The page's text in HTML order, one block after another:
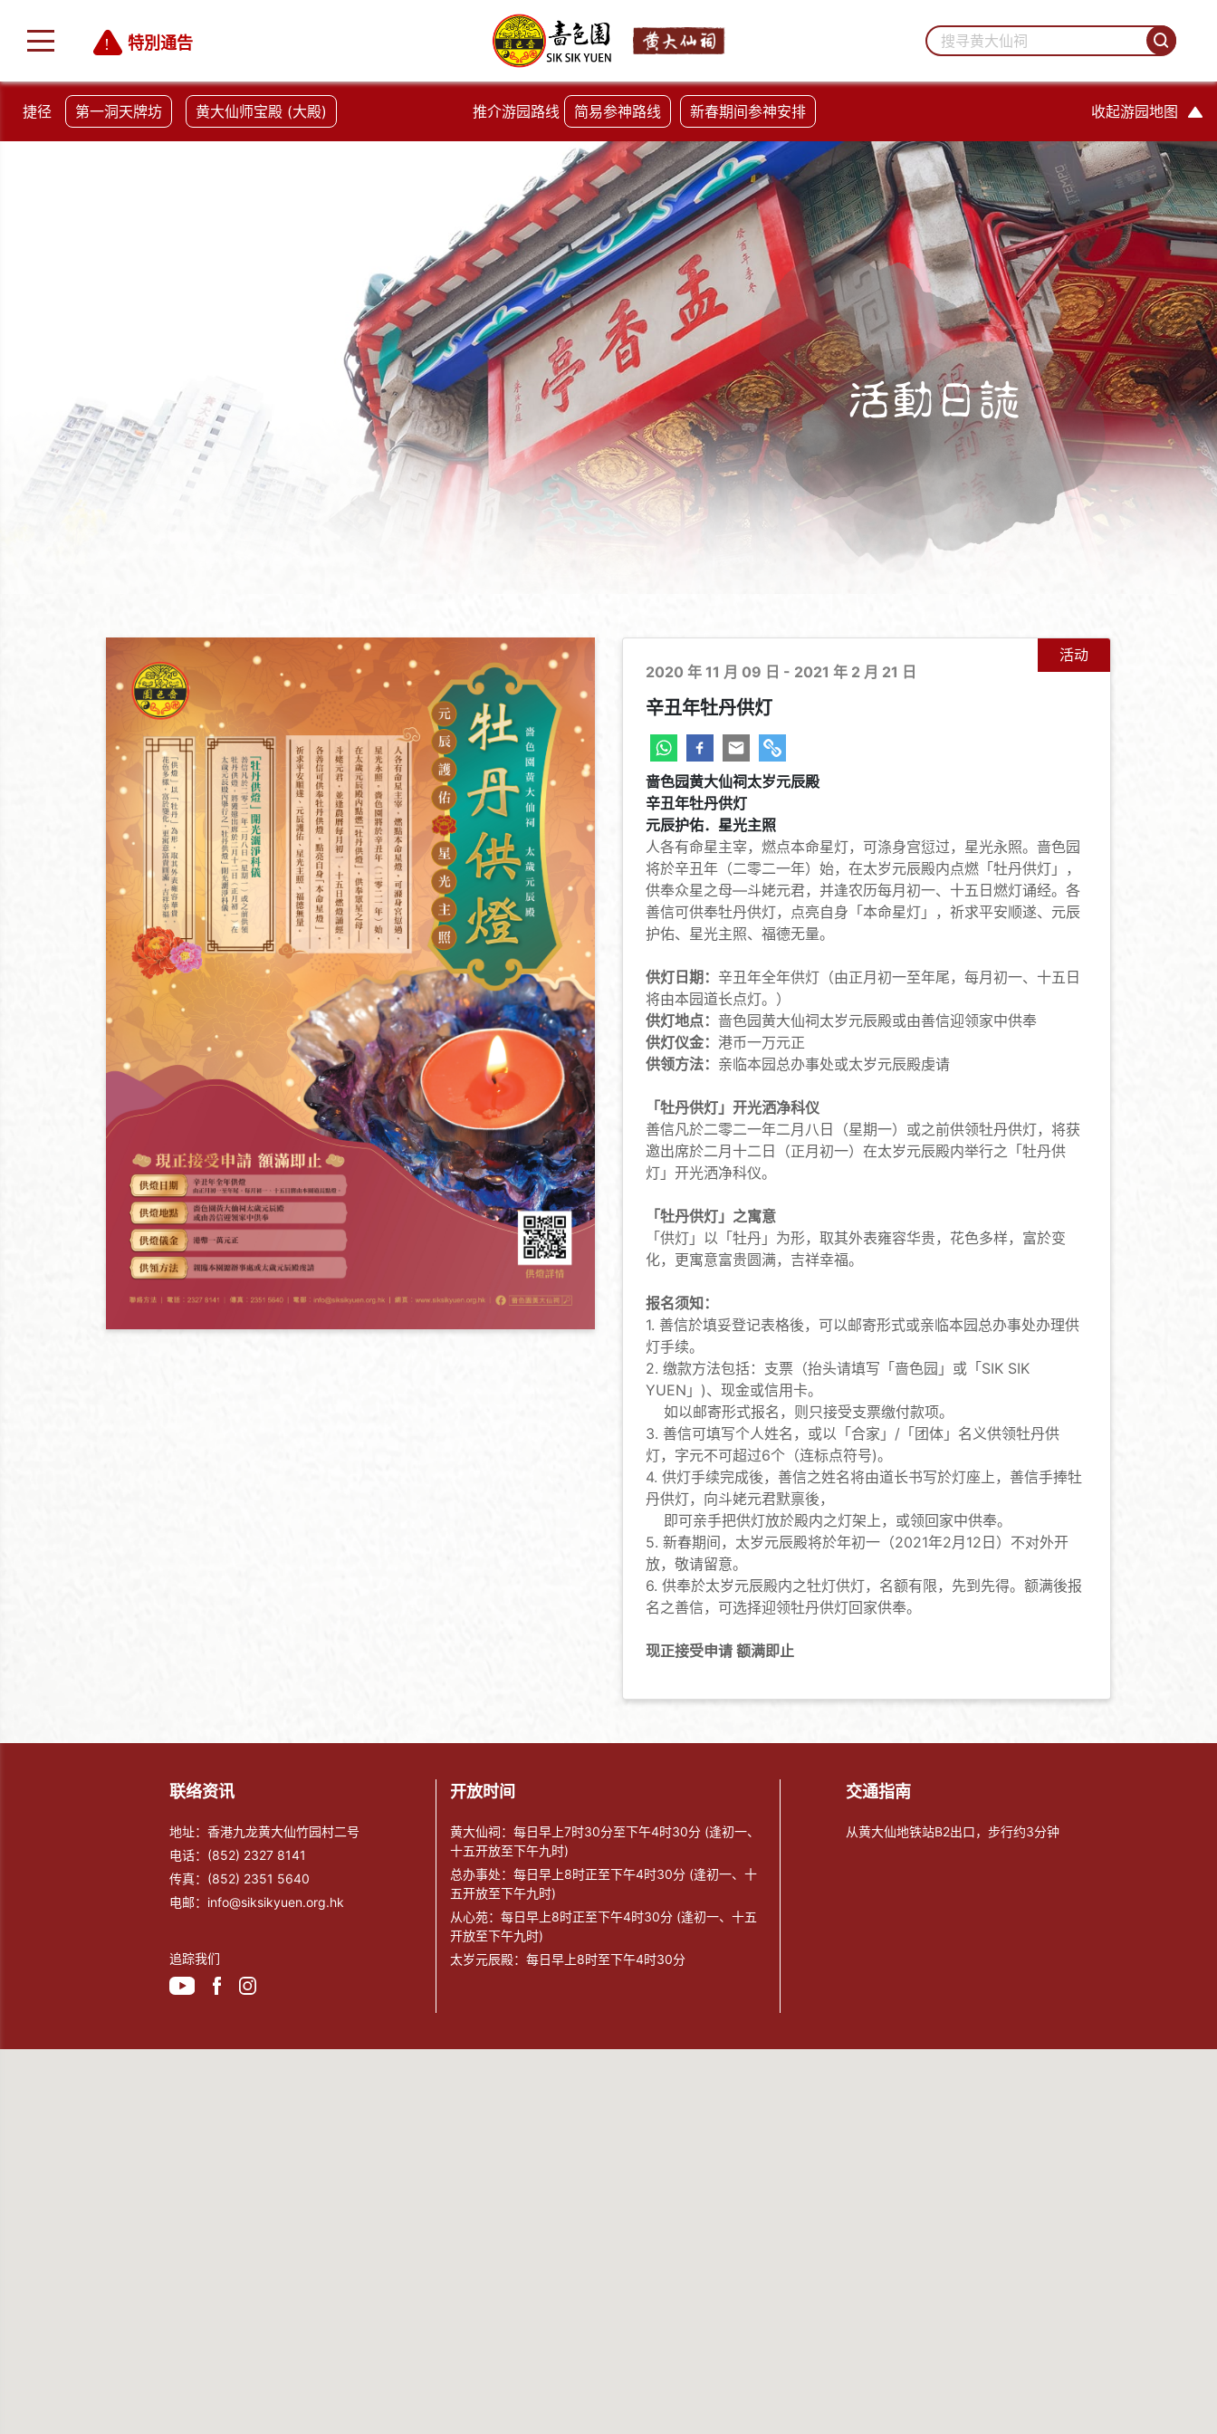
特別通告
捷径 第一洞天牌坊 黄大仙师宝殿 (大殿) 推介游园路线 简易参神路线 新春期间参神安排 收起游园地图
活動日誌
活动
2020 年 11 月 09 日 - 2021 年 2 月 21 日
辛丑年牡丹供灯
啬色园黄大仙祠太岁元辰殿
辛丑年牡丹供灯
元辰护佑．星光主照
人各有命星主宰，燃点本命星灯，可涤身宫愆过，星光永照。啬色园
将於辛丑年（二零二一年）始，在太岁元辰殿内点燃「牡丹供灯」，
供奉众星之母—斗姥元君，并逢农历每月初一、十五日燃灯诵经。各
善信可供奉牡丹供灯，点亮自身「本命星灯」，祈求平安顺遂、元辰
护佑、星光主照、福德无量。
供灯日期： 辛丑年全年供灯（由正月初一至年尾，每月初一、十五日
将由本园道长点灯。）
供灯地点： 啬色园黄大仙祠太岁元辰殿或由善信迎领家中供奉
供灯仪金： 港币一万元正
供领方法： 亲临本园总办事处或太岁元辰殿虔请
「牡丹供灯」开光洒净科仪
善信凡於二零二一年二月八日（星期一）或之前供领牡丹供灯，将获
邀出席於二月十二日（正月初一）在太岁元辰殿内举行之「牡丹供
灯」开光洒净科仪。
「牡丹供灯」之寓意
「供灯」以「牡丹」为形，取其外表雍容华贵，花色多样，富於变
化，更寓意富贵圆满，吉祥幸福。
报名须知：
1. 善信於填妥登记表格後，可以邮寄形式或亲临本园总办事处办理供
灯手续。
2. 缴款方法包括：支票（抬头请填写「啬色园」或「SIK SIK
YUEN」)、现金或信用卡。
如以邮寄形式报名，则只接受支票缴付款项。
3. 善信可填写个人姓名，或以「合家」/「团体」名义供领牡丹供
灯，字元不可超过6个（连标点符号)。
4. 供灯手续完成後，善信之姓名将由道长书写於灯座上，善信手捧牡
丹供灯，向斗姥元君默禀後，
即可亲手把供灯放於殿内之灯架上，或领回家中供奉。
5. 新春期间，太岁元辰殿将於年初一（2021年2月12日）不对外开
放，敬请留意。
6. 供奉於太岁元辰殿内之牡灯供灯，名额有限，先到先得。额满後报
名之善信，可选择迎领牡丹供灯回家供奉。
现正接受申请 额满即止
联络资讯
地址：香港九龙黄大仙竹园村二号
电话： (852) 2327 8141
传真： (852) 2351 5640
电邮： info@siksikyuen.org.hk
追踪我们
开放时间
黄大仙祠：每日早上7时30分至下午4时30分 (逢初一、
十五开放至下午九时)
总办事处：每日早上8时正至下午4时30分 (逢初一、十
五开放至下午九时)
从心苑：每日早上8时正至下午4时30分 (逢初一、十五
开放至下午九时)
太岁元辰殿：每日早上8时至下午4时30分
交通指南
从黄大仙地铁站B2出口，步行约3分钟